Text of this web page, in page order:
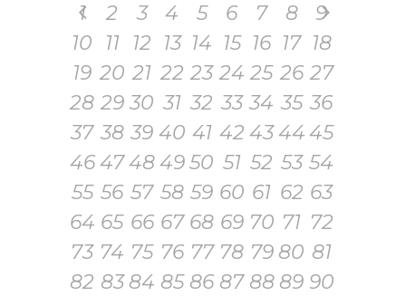
1 2 3 4 5 6 7 8
9
10
11 12 13 14 15 16 17 18
19 20 21 22 23 24 25 26 27
28 29 30 31 32 33 34 35 36
37 38 39 40 41 42 434445
46 474849 50 51 52 53 54
55 56 57 58 59 60 61 62 63
64 65 66 67 68 69 70 71 72
73 74 75 76 77 78 79 80 81
82 83 84 85 86 87 88 89 90